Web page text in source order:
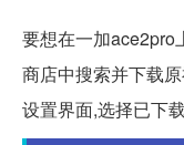
要想在一加ace2pro
商店中搜索并下载
设置界面,选择已下